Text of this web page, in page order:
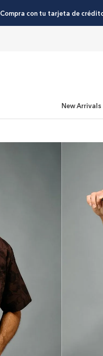
Compra con tu tarjeta de
New Arrivals